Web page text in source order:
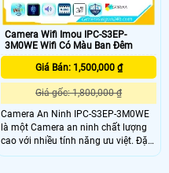
Camera Wifi Imou IPC-S3EP-
3M0WE Wifi Có Màu Ban Đêm
Giá Bán: 1,500,000 ₫
Giá gốc: 1,800,000 ₫
Camera An Ninh IPC-S3EP-3M0WE
là một Camera an ninh chất lượng
cao với nhiều tính năng ưu việt. Đặc
biệt, Camera này được trang bị khả